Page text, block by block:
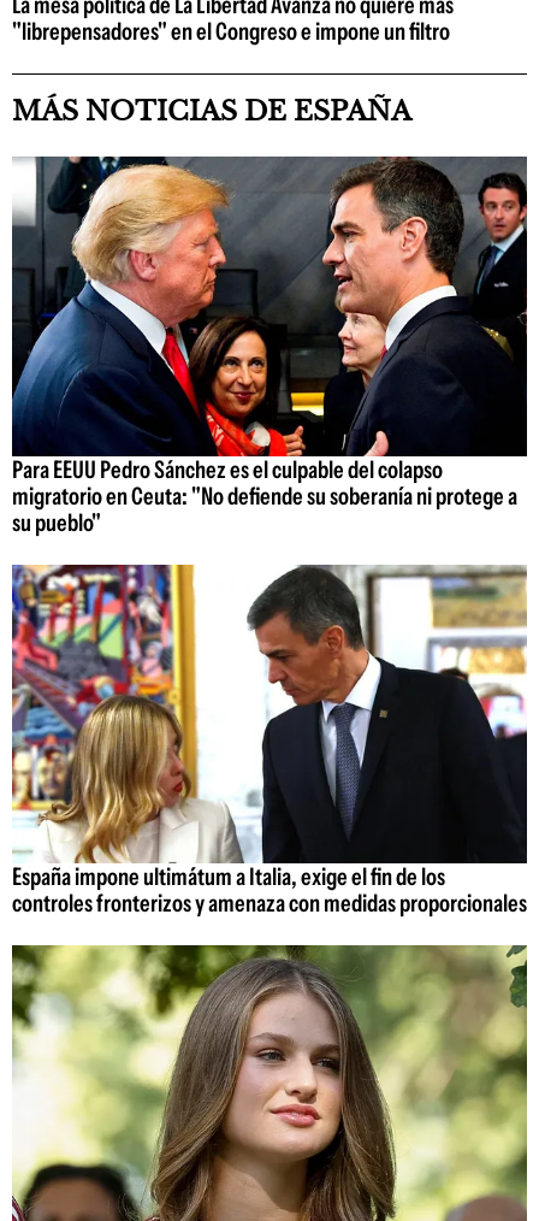
"librepensadores" en el Congreso e impone un filtro
MÁS NOTICIAS DE ESPAÑA
Para EEUU Pedro Sánchez es el culpable del colapso
migratorio en Ceuta: "No defiende su soberanía ni protege a
su pueblo"
España impone ultimátum a Italia, exige el fin de los
controles fronterizos y amenaza con medidas proporcionales